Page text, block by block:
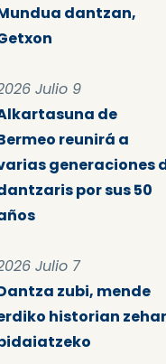
dantzan,
Julio 9
de
reunirá a
generaciones
por sus 50
Julio 7
zubi, mende
historian zehar